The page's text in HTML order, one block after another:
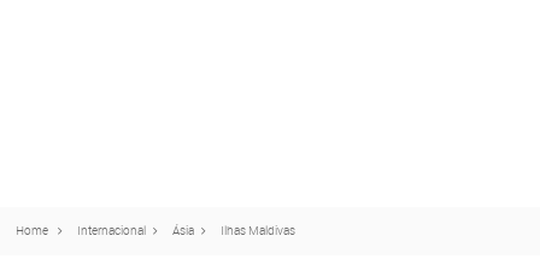
Home Internacional Ásia Ilhas Maldivas